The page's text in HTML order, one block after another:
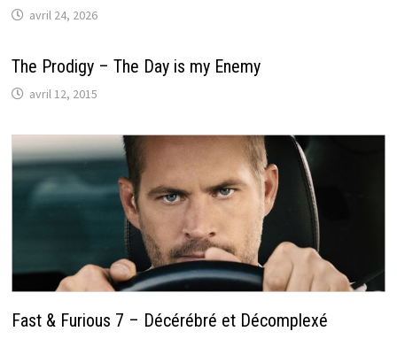
avril 24, 2026
The Prodigy – The Day is my Enemy
avril 12, 2015
Fast & Furious 7 – Décérébré et Décomplexé